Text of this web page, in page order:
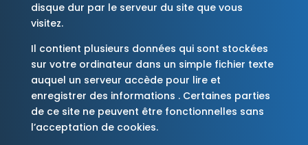
disque dur par le serveur du site que vous
visitez.
Il contient plusieurs données qui sont stockées
sur votre ordinateur dans un simple fichier texte
auquel un serveur accède pour lire et
enregistrer des informations . Certaines parties
de ce site ne peuvent être fonctionnelles sans
l’acceptation de cookies.